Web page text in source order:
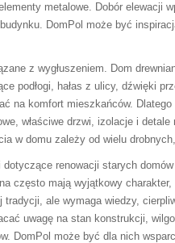
metalowe. Dobór elewacji
DomPol może być
z wygłuszeniem. Dom
podłogi, hałas z ulicy, dźwięki
na komfort mieszkańców.
właściwe drzwi, izolacje i
w domu zależy od wielu
renowacji starych
często mają wyjątkowy
tradycji, ale wymaga wiedzy,
uwagę na stan konstrukcji,
DomPol może być dla nich